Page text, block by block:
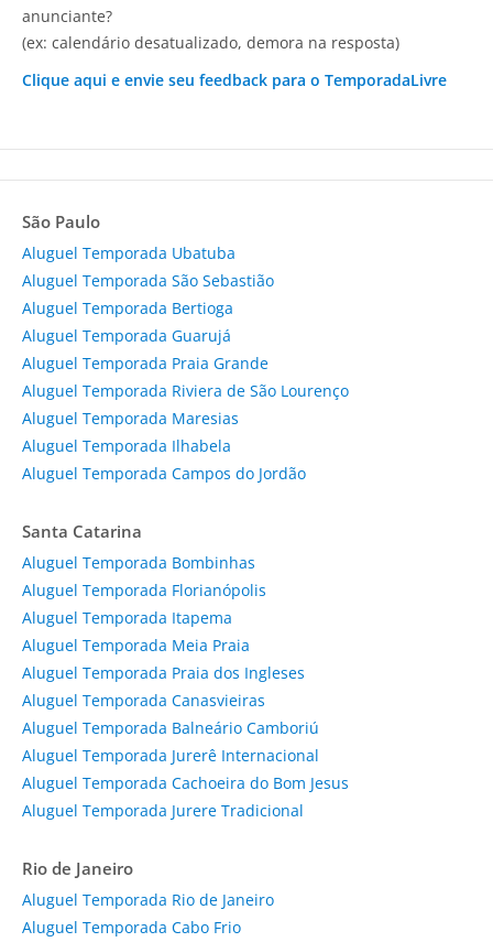
anunciante?
(ex: calendário desatualizado, demora na resposta)
Clique aqui e envie seu feedback para o TemporadaLivre
São Paulo
Aluguel Temporada Ubatuba
Aluguel Temporada São Sebastião
Aluguel Temporada Bertioga
Aluguel Temporada Guarujá
Aluguel Temporada Praia Grande
Aluguel Temporada Riviera de São Lourenço
Aluguel Temporada Maresias
Aluguel Temporada Ilhabela
Aluguel Temporada Campos do Jordão
Santa Catarina
Aluguel Temporada Bombinhas
Aluguel Temporada Florianópolis
Aluguel Temporada Itapema
Aluguel Temporada Meia Praia
Aluguel Temporada Praia dos Ingleses
Aluguel Temporada Canasvieiras
Aluguel Temporada Balneário Camboriú
Aluguel Temporada Jurerê Internacional
Aluguel Temporada Cachoeira do Bom Jesus
Aluguel Temporada Jurere Tradicional
Rio de Janeiro
Aluguel Temporada Rio de Janeiro
Aluguel Temporada Cabo Frio